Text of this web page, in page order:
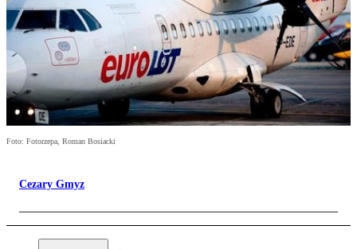
Foto: Fotorzepa, Roman Bosiacki
Cezary Gmyz